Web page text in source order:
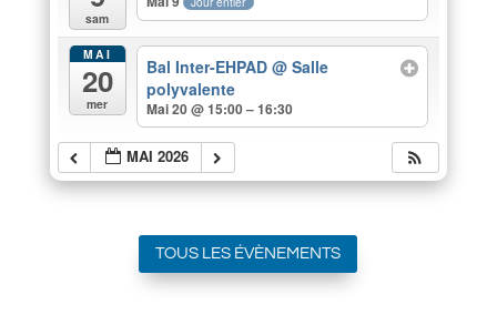
sam
MAI
20
mer
Bal Inter-EHPAD@ Salle
polyvalente
Mai 20 @ 15:00 – 16:30
MAI 2026
TOUS LES ÉVÈNEMENTS